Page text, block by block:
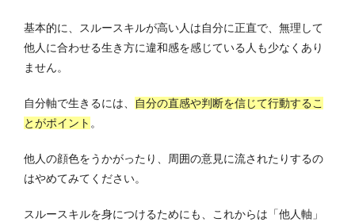
基本的に、スルースキルが高い人は自分に正直で、無理して
他人に合わせる生き方に違和感を感じている人も少なくあり
ません。
自分軸で生きるには、
自分の直感や判断を信じて行動するこ
とがポイント 。
他人の顔色をうかがったり、周囲の意見に流されたりするの
はやめてみてください。
スルースキルを身につけるためにも、これからは「他人軸」